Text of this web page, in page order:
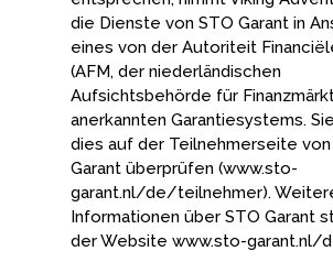
die Dienste von STO Garant in
eines von der Autoriteit
(AFM, der niederländischen
Aufsichtsbehörde für
anerkannten Garantiesystems.
dies auf der Teilnehmerseite von
Garant überprüfen (www.sto-
garant.nl/de/teilnehmer).
Informationen über STO Garant
der Website www.sto-garant.nl/